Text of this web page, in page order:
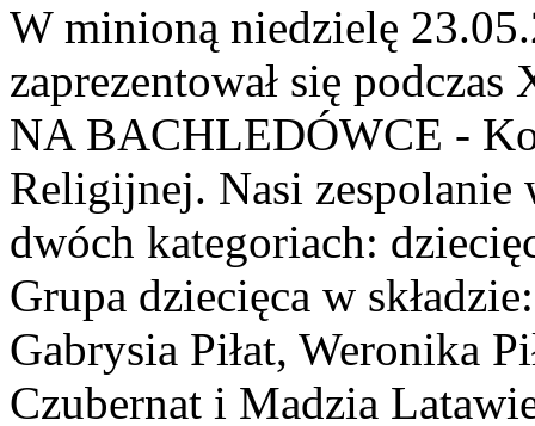
W minioną niedzielę
zaprezentował się
NA BACHLEDÓWCE -
Religijnej. Nasi
dwóch kategoriach:
Grupa dziecięca w
Gabrysia Piłat, Weronika
Czubernat i Madzia